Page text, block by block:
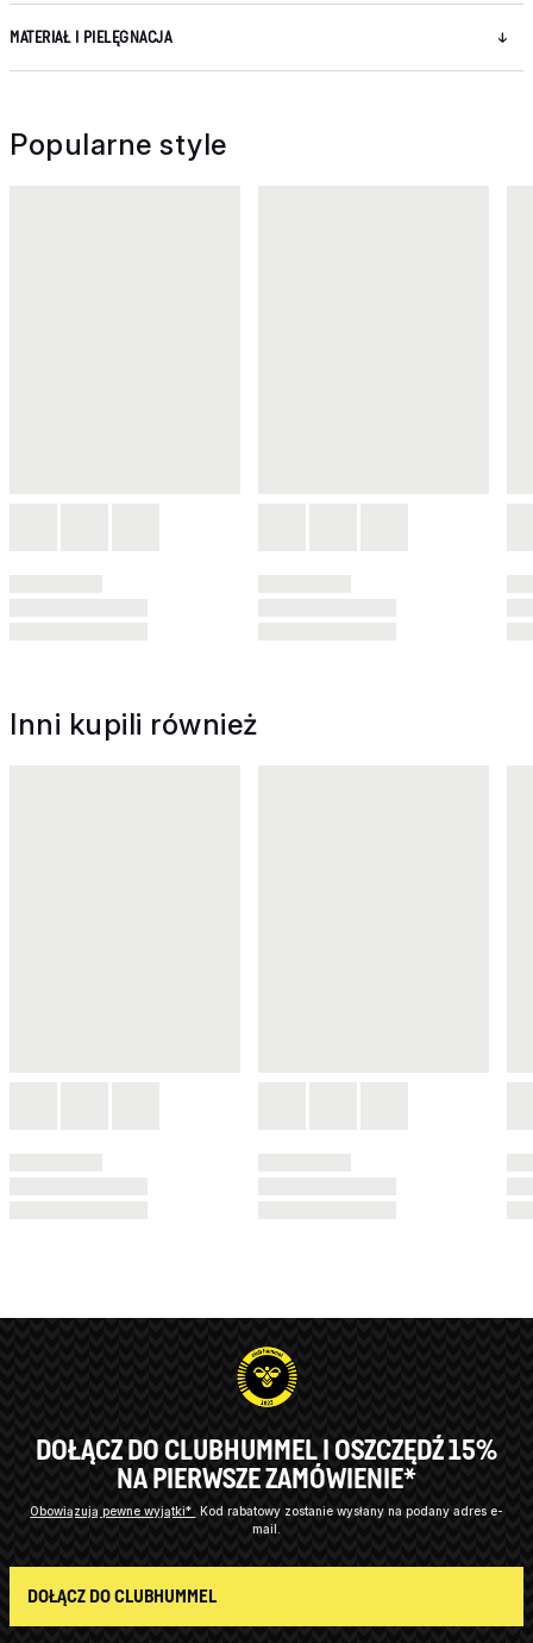
MATERIAŁ I PIELĘGNACJA
Popularne style
Inni kupili również
DOŁĄCZ DO CLUBHUMMEL I OSZCZĘDŹ 15%
NA PIERWSZE ZAMÓWIENIE*
Obowiązują pewne wyjątki*
Kod rabatowy zostanie wysłany na podany adres e-
mail.
DOŁĄCZ DO CLUBHUMMEL